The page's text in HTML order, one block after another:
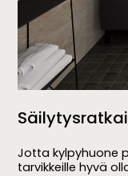
Jotta kylpyhuone
tarvikkeille hyvä